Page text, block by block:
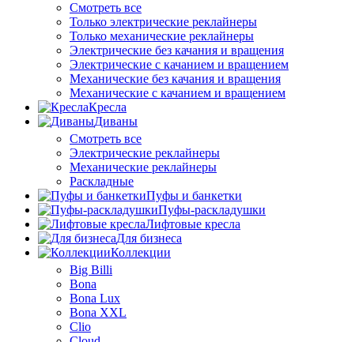
Смотреть все
Только электрические реклайнеры
Только механические реклайнеры
Электрические без качания и вращения
Электрические с качанием и вращением
Механические без качания и вращения
Механические с качанием и вращением
Кресла
Диваны
Смотреть все
Электрические реклайнеры
Механические реклайнеры
Раскладные
Пуфы и банкетки
Пуфы-раскладушки
Лифтовые кресла
Для бизнеса
Коллекции
Big Billi
Bona
Bona Lux
Bona XXL
Clio